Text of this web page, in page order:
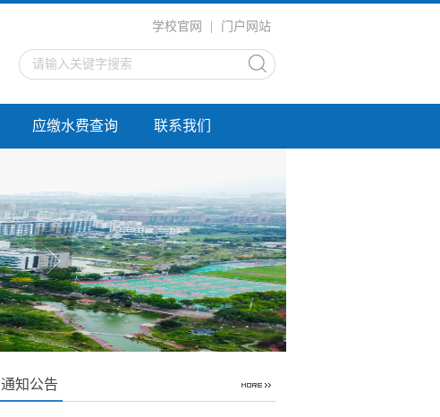
学校官网 门户网站
应缴水费查询 联系我们
通知公告